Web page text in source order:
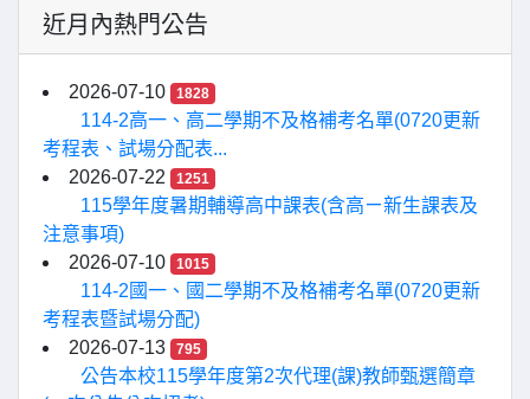
近月內熱門公告
2026-07-10 1828
114-2高一、高二學期不及格補考名單(0720更新
考程表、試場分配表...
2026-07-22
1251
115學年度暑期輔導高中課表(含高ㄧ新生課表及
注意事項)
2026-07-10
1015
114-2國一、國二學期不及格補考名單(0720更新
考程表暨試場分配)
2026-07-13
795
公告本校115學年度第2次代理(課)教師甄選簡章